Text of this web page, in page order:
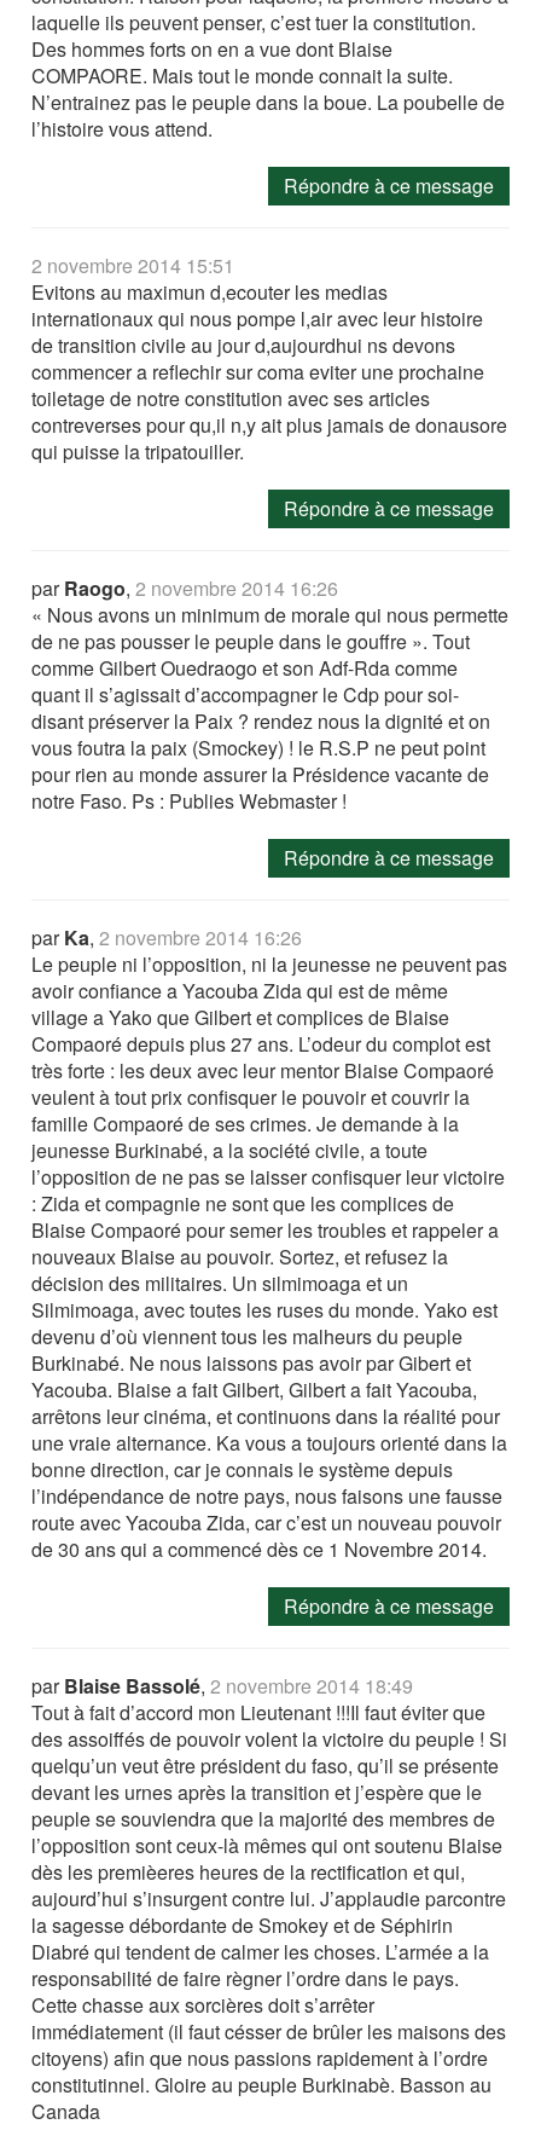
laquelle ils peuvent penser, c’est tuer la constitution.
Des hommes forts on en a vue dont Blaise
COMPAORE. Mais tout le monde connait la suite.
N’entrainez pas le peuple dans la boue. La poubelle de
l’histoire vous attend.
Répondre à ce message
2 novembre 2014 15:51
Evitons au maximun d,ecouter les medias
internationaux qui nous pompe l,air avec leur histoire
de transition civile au jour d,aujourdhui ns devons
commencer a reflechir sur coma eviter une prochaine
toiletage de notre constitution avec ses articles
contreverses pour qu,il n,y ait plus jamais de donausore
qui puisse la tripatouiller.
Répondre à ce message
parRaogo,2 novembre 2014 16:26
« Nous avons un minimum de morale qui nous permette
de ne pas pousser le peuple dans le gouffre ». Tout
comme Gilbert Ouedraogo et son Adf-Rda comme
quant il s’agissait d’accompagner le Cdp pour soi-
disant préserver la Paix ? rendez nous la dignité et on
vous foutra la paix (Smockey) ! le R.S.P ne peut point
pour rien au monde assurer la Présidence vacante de
notre Faso. Ps : Publies Webmaster !
Répondre à ce message
parKa,2 novembre 2014 16:26
Le peuple ni l’opposition, ni la jeunesse ne peuvent pas
avoir confiance a Yacouba Zida qui est de même
village a Yako que Gilbert et complices de Blaise
Compaoré depuis plus 27 ans. L’odeur du complot est
très forte : les deux avec leur mentor Blaise Compaoré
veulent à tout prix confisquer le pouvoir et couvrir la
famille Compaoré de ses crimes. Je demande à la
jeunesse Burkinabé, a la société civile, a toute
l’opposition de ne pas se laisser confisquer leur victoire
: Zida et compagnie ne sont que les complices de
Blaise Compaoré pour semer les troubles et rappeler a
nouveaux Blaise au pouvoir. Sortez, et refusez la
décision des militaires. Un silmimoaga et un
Silmimoaga, avec toutes les ruses du monde. Yako est
devenu d’où viennent tous les malheurs du peuple
Burkinabé. Ne nous laissons pas avoir par Gibert et
Yacouba. Blaise a fait Gilbert, Gilbert a fait Yacouba,
arrêtons leur cinéma, et continuons dans la réalité pour
une vraie alternance. Ka vous a toujours orienté dans la
bonne direction, car je connais le système depuis
l’indépendance de notre pays, nous faisons une fausse
route avec Yacouba Zida, car c’est un nouveau pouvoir
de 30 ans qui a commencé dès ce 1 Novembre 2014.
Répondre à ce message
parBlaise Bassolé,2 novembre 2014 18:49
Tout à fait d’accord mon Lieutenant !!!Il faut éviter que
des assoiffés de pouvoir volent la victoire du peuple ! Si
quelqu’un veut être président du faso, qu’il se présente
devant les urnes après la transition et j’espère que le
peuple se souviendra que la majorité des membres de
l’opposition sont ceux-là mêmes qui ont soutenu Blaise
dès les premièeres heures de la rectification et qui,
aujourd’hui s’insurgent contre lui. J’applaudie parcontre
la sagesse débordante de Smokey et de Séphirin
Diabré qui tendent de calmer les choses. L’armée a la
responsabilité de faire règner l’ordre dans le pays.
Cette chasse aux sorcières doit s’arrêter
immédiatement (il faut césser de brûler les maisons des
citoyens) afin que nous passions rapidement à l’ordre
constitutinnel. Gloire au peuple Burkinabè. Basson au
Canada